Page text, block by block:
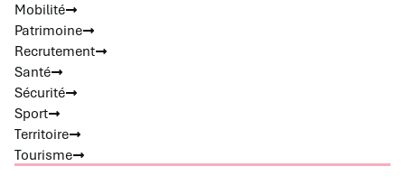
Mobilité
Patrimoine
Recrutement
Santé
Sécurité
Sport
Territoire
Tourisme